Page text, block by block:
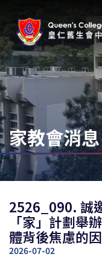
家教會消息
2526_090. 誠
「家」計劃舉
體背後焦慮的因
2026-07-02